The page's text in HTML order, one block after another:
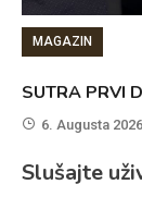
MAGAZIN
SUTRA PRVI
6. Augusta
Slušajte